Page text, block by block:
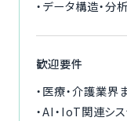
・データ構造・
歓迎要件
・医療・介護業
・AI・IoT関連シ